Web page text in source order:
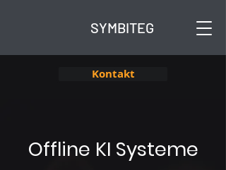
SYMBITEG
Kontakt
Offline KI Systeme